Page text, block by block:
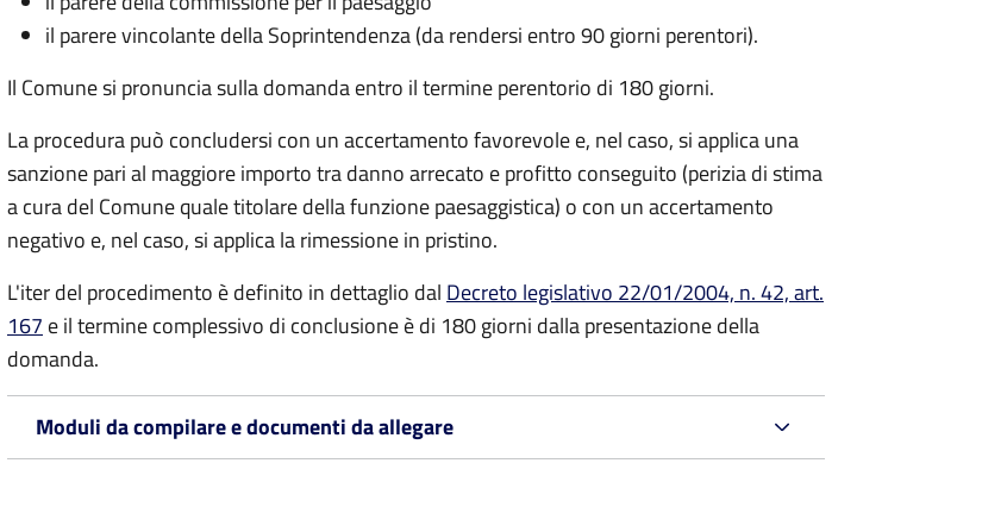
il parere vincolante della Soprintendenza (da rendersi entro 90 giorni perentori).
Il Comune si pronuncia sulla domanda entro il termine perentorio di 180 giorni.
La procedura può concludersi con un accertamento favorevole e, nel caso, si applica una
sanzione pari al maggiore importo tra danno arrecato e profitto conseguito (perizia di stima
a cura del Comune quale titolare della funzione paesaggistica) o con un accertamento
negativo e, nel caso, si applica la rimessione in pristino.
L'iter del procedimento è definito in dettaglio dal Decreto legislativo 22/01/2004, n. 42, art.
167 e il termine complessivo di conclusione è di 180 giorni dalla presentazione della
domanda.
Moduli da compilare e documenti da allegare